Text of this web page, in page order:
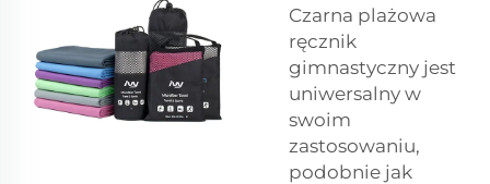
Czarna plażowa
ręcznik
gimnastyczny jest
uniwersalny w
swoim
zastosowaniu,
podobnie jak